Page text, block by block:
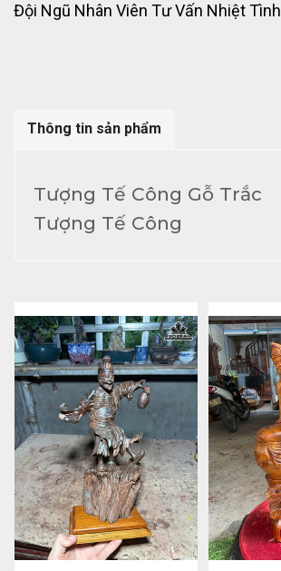
Đội Ngũ Nhân Viên Tư Vấn Nhiệt Tình
Thông tin sản phẩm
Tượng Tế Công Gỗ Trắc
Tượng Tế Công